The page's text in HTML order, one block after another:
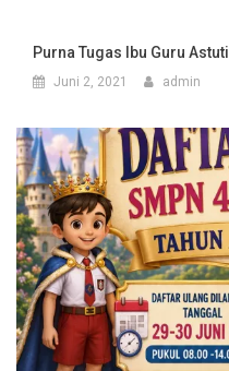
Purna Tugas Ibu Guru Astuti
Juni 2, 2021 admin